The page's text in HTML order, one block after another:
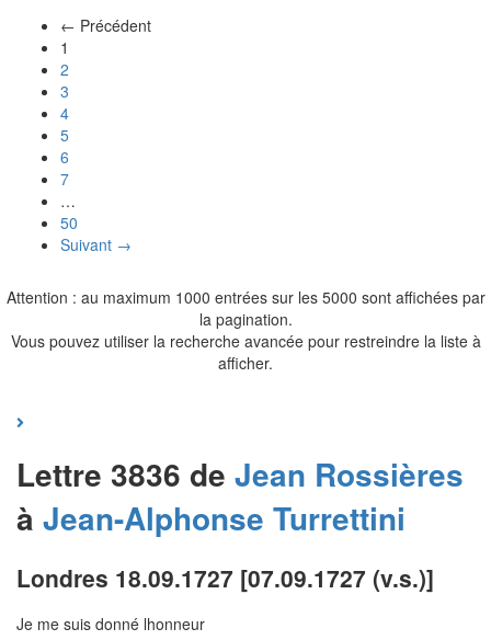
← Précédent
1
2
3
4
5
6
7
…
50
Suivant →
Attention : au maximum 1000 entrées sur les 5000 sont affichées par
la pagination.
Vous pouvez utiliser la recherche avancée pour restreindre la liste à
afficher.
Lettre 3836 de Jean Rossières
à Jean-Alphonse Turrettini
Londres 18.09.1727 [07.09.1727 (v.s.)]
Je me suis donné lhonneur